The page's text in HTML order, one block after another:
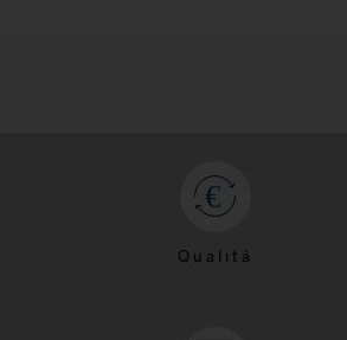
Qualità